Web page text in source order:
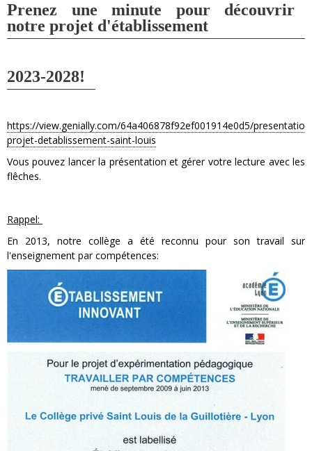
Prenez une minute pour découvrir
notre projet d'établissement
2023-2028!
https://view.genially.com/64a406878f92ef001914e0d5/
projet-detablissement-saint-louis
Vous pouvez lancer la présentation et gérer votre lecture avec les
flêches.
Rappel:
En 2013, notre collège a été reconnu pour son travail sur
l'enseignement par compétences: